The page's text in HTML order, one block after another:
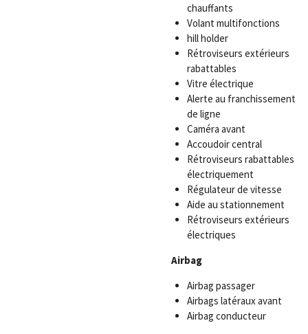
chauffants
Volant multifonctions
hill holder
Rétroviseurs extérieurs
rabattables
Vitre électrique
Alerte au franchissement
de ligne
Caméra avant
Accoudoir central
Rétroviseurs rabattables
électriquement
Régulateur de vitesse
Aide au stationnement
Rétroviseurs extérieurs
électriques
Airbag
Airbag passager
Airbags latéraux avant
Airbag conducteur